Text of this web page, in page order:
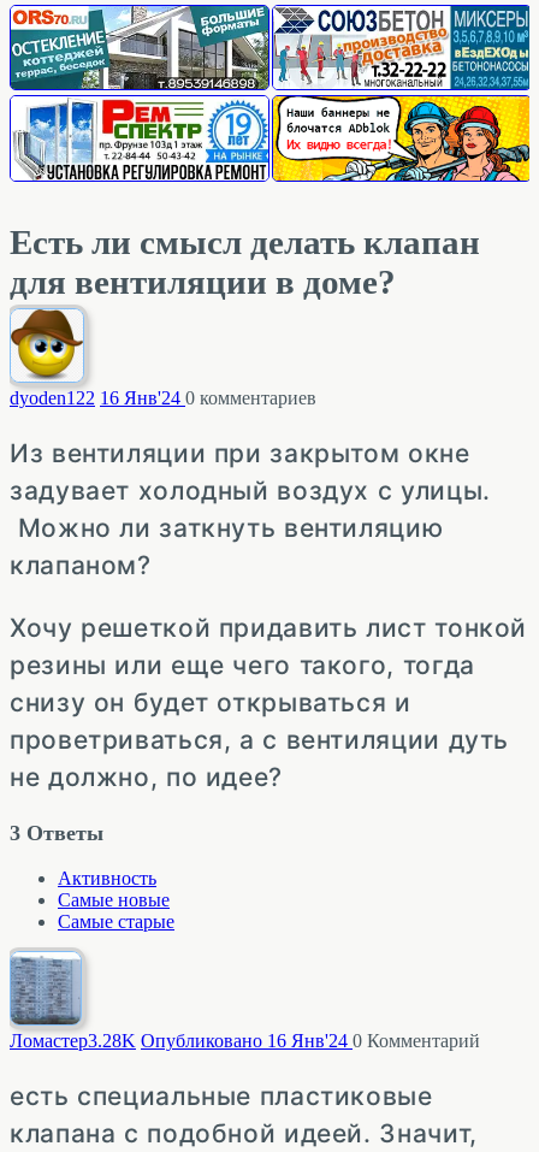
Есть ли смысл делать клапан
для вентиляции в доме?
dyoden122 16 Янв'24 0 комментариев
Из вентиляции при закрытом окне
задувает холодный воздух с улицы.
Можно ли заткнуть вентиляцию
клапаном?
Хочу решеткой придавить лист тонкой
резины или еще чего такого, тогда
снизу он будет открываться и
проветриваться, а с вентиляции дуть
не должно, по идее?
3 Ответы
Активность
Самые новые
Самые старые
Ломастер3.28K Опубликовано 16 Янв'24 0 Комментарий
есть специальные пластиковые
клапана с подобной идеей. Значит,